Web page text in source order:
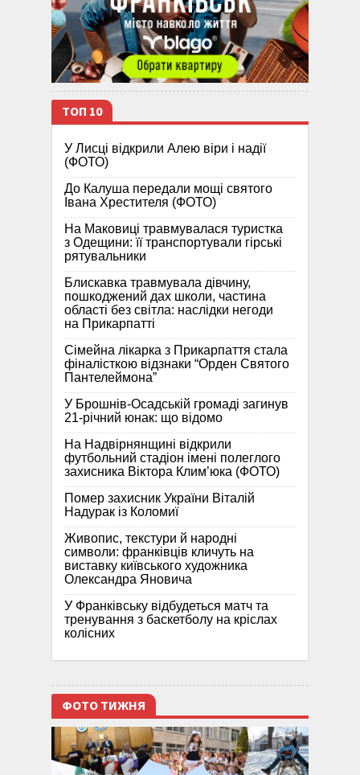
ТОП 10
У Лисці відкрили Алею віри і надії
(ФОТО)
До Калуша передали мощі святого
Івана Хрестителя (ФОТО)
На Маковиці травмувалася туристка
з Одещини: її транспортували гірські
рятувальники
Блискавка травмувала дівчину,
пошкоджений дах школи, частина
області без світла: наслідки негоди
на Прикарпатті
Сімейна лікарка з Прикарпаття стала
фіналісткою відзнаки “Орден Святого
Пантелеймона”
У Брошнів-Осадській громаді загинув
21-річний юнак: що відомо
На Надвірнянщині відкрили
футбольний стадіон імені полеглого
захисника Віктора Клим’юка (ФОТО)
Помер захисник України Віталій
Надурак із Коломиї
Живопис, текстури й народні
символи: франківців кличуть на
виставку київського художника
Олександра Яновича
У Франківську відбудеться матч та
тренування з баскетболу на кріслах
колісних
ФОТО ТИЖНЯ